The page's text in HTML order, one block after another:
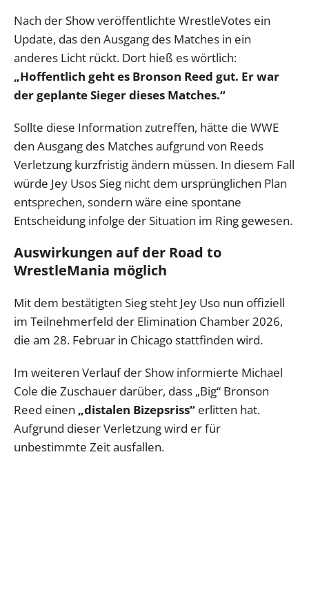
Nach der Show veröffentlichte WrestleVotes ein
Update, das den Ausgang des Matches in ein
anderes Licht rückt. Dort hieß es wörtlich:
„Hoffentlich geht es Bronson Reed gut. Er war
der geplante Sieger dieses Matches.“
Sollte diese Information zutreffen, hätte die WWE
den Ausgang des Matches aufgrund von Reeds
Verletzung kurzfristig ändern müssen. In diesem Fall
würde Jey Usos Sieg nicht dem ursprünglichen Plan
entsprechen, sondern wäre eine spontane
Entscheidung infolge der Situation im Ring gewesen.
Auswirkungen auf der Road to
WrestleMania möglich
Mit dem bestätigten Sieg steht Jey Uso nun offiziell
im Teilnehmerfeld der Elimination Chamber 2026,
die am 28. Februar in Chicago stattfinden wird.
Im weiteren Verlauf der Show informierte Michael
Cole die Zuschauer darüber, dass „Big“ Bronson
Reed einen „distalen Bizepsriss“ erlitten hat.
Aufgrund dieser Verletzung wird er für
unbestimmte Zeit ausfallen.